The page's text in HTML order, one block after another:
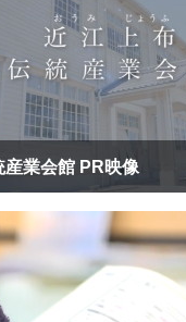
業会館 PR映像